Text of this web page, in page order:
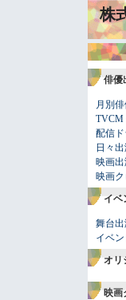
株
俳優
月別
TVCM
配信ド
日々
映画
映画ク
イベ
舞台
イベ
オリ
映画